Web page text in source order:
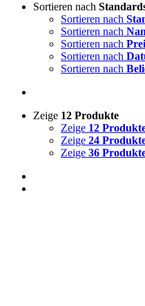
Sortieren nach
Sortieren nach
Sortieren nach
Sortieren nach
Sortieren nach
Sortieren nach
Zeige 12 Produkte
Zeige 12
Zeige 24
Zeige 36